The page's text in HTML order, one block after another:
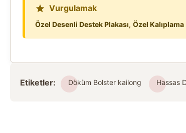
Vurgulamak
Özel Desenli Destek Plakası, Özel Kalıplama
Etiketler: Döküm Bolster kailong Hassas